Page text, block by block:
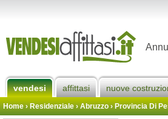
vendesi affittasi nuove
Home› Residenziale › Abruzzo ›Provincia Di